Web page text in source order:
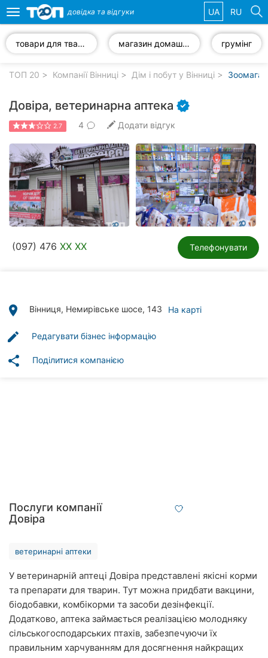
компанії
рубрики:
Стоматології
Ветеринарні
клініки
клініки
рубрики
Хмельницький
Рівне
Одеса
Кропивницький
Київ
Харків
Toggle
navigation
довідка та відгуки UA RU
товари для тварин магазин домашніх улюбленців грумінг
ТОП 20 Компанії Вінниці Дім і побут у Вінниці
Довіра, ветеринарна аптека
2.7 4 Додати відгук
(097) 476 XX XX Телефонувати
place Вінниця, Немирівське шосе, 143 На карті
edit Редагувати бізнес інформацію
share Поділитися компанією
Послуги компанії
Довіра
ветеринарні аптеки
У ветеринарній аптеці Довіра представлені якісні корми
та препарати для тварин. Тут можна придбати вакцини,
біодобавки, комбікорми та засоби дезінфекції.
Додатково, аптека займається реалізацією молодняку
сільськогосподарських птахів, забезпечуючи їх
правильним харчуванням для досягнення найкращих